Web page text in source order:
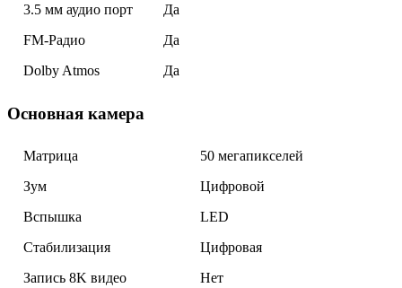
3.5 мм аудио порт
Да
FM-Радио
Да
Dolby Atmos
Да
Основная камера
Матрица
50 мегапикселей
Зум
Цифровой
Вспышка
LED
Стабилизация
Цифровая
Запись 8K видео
Нет